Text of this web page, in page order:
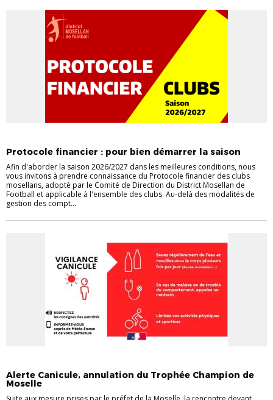
Protocole financier : pour bien démarrer la saison
Afin d'aborder la saison 2026/2027 dans les meilleures conditions, nous
vous invitons à prendre connaissance du Protocole financier des clubs
mosellans, adopté par le Comité de Direction du District Mosellan de
Football et applicable à l'ensemble des clubs. Au-delà des modalités de
gestion des compt...
Alerte Canicule, annulation du Trophée Champion de
Moselle